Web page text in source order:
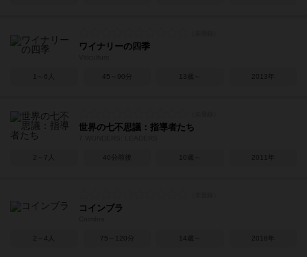
ワイナリーの四季
1～6人 45～90分 13歳～ 2013年
世界の七不思議：指導者たち
2～7人 40分前後 10歳～ 2011年
コインブラ
2～4人 75～120分 14歳～ 2018年